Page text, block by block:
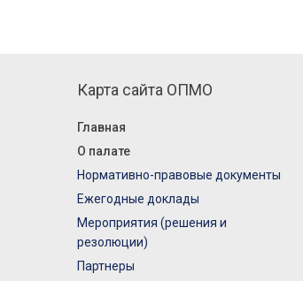
Карта сайта ОПМО
Главная
О палате
Нормативно-правовые документы
Ежегодные доклады
Мероприятия (решения и
резолюции)
Партнеры